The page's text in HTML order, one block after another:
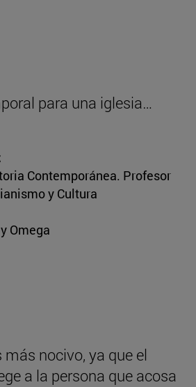
para una iglesia…
Contemporánea. Profesor
y Cultura
Omega
más nocivo, ya que el
a la persona que acosa